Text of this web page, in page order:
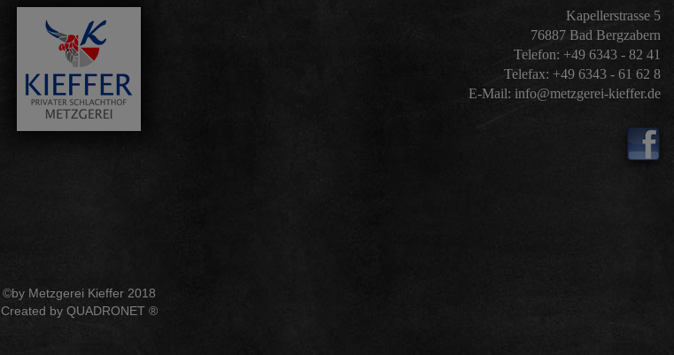
Kapellerstrasse 5
76887 Bad Bergzabern
Telefon: +49 6343 - 82 41
Telefax: +49 6343 - 61 62 8
E-Mail: info@metzgerei-kieffer.de
©by Metzgerei Kieffer 2018
Created by QUADRONET ®